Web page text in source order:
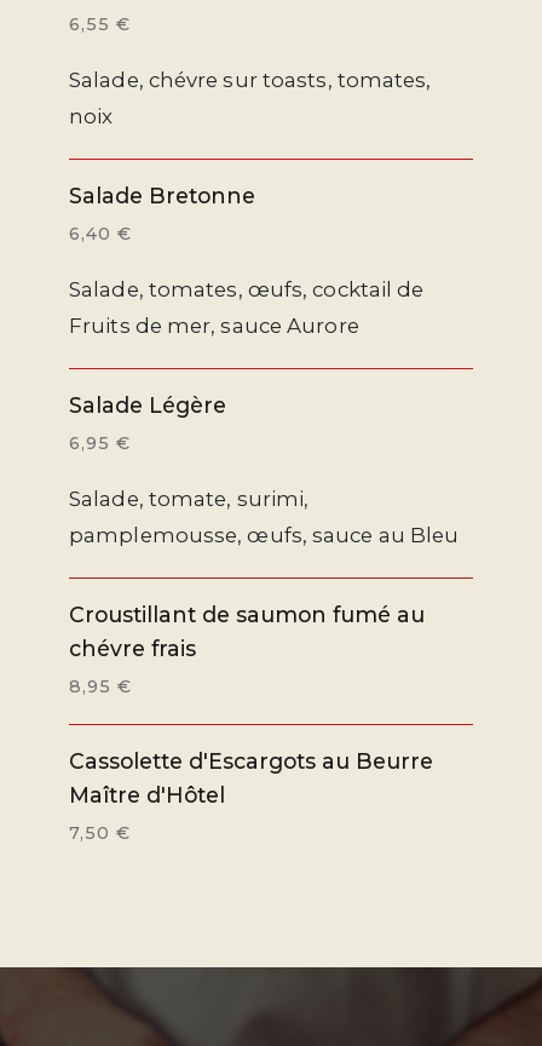
6,55 €
Salade, chévre sur toasts, tomates,
noix
Salade Bretonne
6,40 €
Salade, tomates, œufs, cocktail de
Fruits de mer, sauce Aurore
Salade Légère
6,95 €
Salade, tomate, surimi,
pamplemousse, œufs, sauce au Bleu
Croustillant de saumon fumé au
chévre frais
8,95 €
Cassolette d'Escargots au Beurre
Maître d'Hôtel
7,50 €